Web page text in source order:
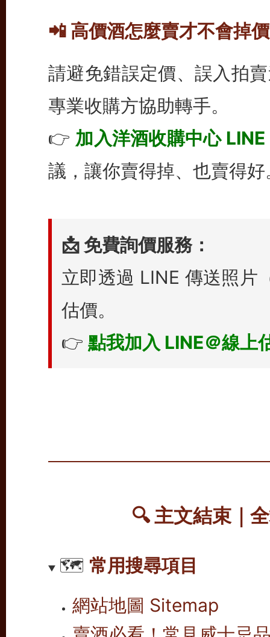
📲 高價酒怎麼賣才不會掉
請避免錯誤定價、誤入拍
專業收購方協助轉手。
👉 加入洋酒收購中心
議，讓你賣得掉、也賣得好
📩 免費詢價服務：
立即透過 LINE 傳送照片
估價。
👉 點我加入 LINE＠線上
🔍主文結束｜
🗺️ 常用搜尋項目
網站地圖 Sitemap